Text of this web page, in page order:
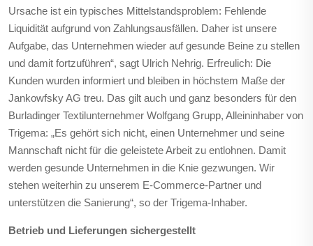
Ursache ist ein typisches Mittelstandsproblem: Fehlende
Liquidität aufgrund von Zahlungsausfällen. Daher ist unsere
Aufgabe, das Unternehmen wieder auf gesunde Beine zu stellen
und damit fortzuführen“, sagt Ulrich Nehrig. Erfreulich: Die
Kunden wurden informiert und bleiben in höchstem Maße der
Jankowfsky AG treu. Das gilt auch und ganz besonders für den
Burladinger Textilunternehmer Wolfgang Grupp, Alleininhaber von
Trigema: „Es gehört sich nicht, einen Unternehmer und seine
Mannschaft nicht für die geleistete Arbeit zu entlohnen. Damit
werden gesunde Unternehmen in die Knie gezwungen. Wir
stehen weiterhin zu unserem E-Commerce-Partner und
unterstützen die Sanierung“, so der Trigema-Inhaber.
Betrieb und Lieferungen sichergestellt